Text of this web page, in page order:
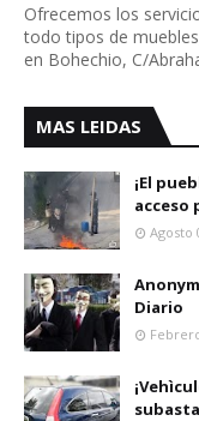
Ofrecemos los
todo tipos de
en Bohechio, C/
MAS LEIDAS
¡El
acceso
Agosto
Diario